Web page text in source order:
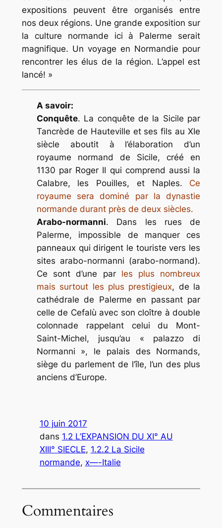
expositions peuvent être organisés entre
nos deux régions. Une grande exposition sur
la culture normande ici à Palerme serait
magnifique. Un voyage en Normandie pour
rencontrer les élus de la région. L’appel est
lancé! »
A savoir:
Conquête. La conquête de la Sicile par
Tancrède de Hauteville et ses fils au XIe
siècle aboutit à l’élaboration d’un
royaume normand de Sicile, créé en
1130 par Roger II qui comprend aussi la
Calabre, les Pouilles, et Naples. Ce
royaume sera dominé par la dynastie
normande durant près de deux siècles.
Arabo-normanni. Dans les rues de
Palerme, impossible de manquer ces
panneaux qui dirigent le touriste vers les
sites arabo-normanni (arabo-normand).
Ce sont d’une parles plus nombreux
mais surtout les plus prestigieux, de la
cathédrale de Palerme en passant par
celle de Cefalù avec son cloître à double
colonnade rappelant celui du Mont-
Saint-Michel, jusqu’au « palazzo di
Normanni », le palais des Normands,
siège du parlement de l’île, l’un des plus
anciens d’Europe.
10 juin 2017
dans 1.2 L’EXPANSION DU XI° AU
XIII° SIECLE, 1.2.2 La Sicile
normande, x—-Italie
Commentaires